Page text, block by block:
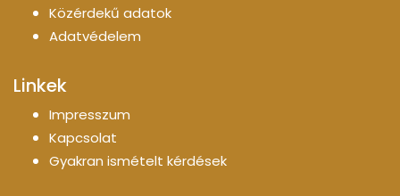
Közérdekű adatok
Adatvédelem
Linkek
Impresszum
Kapcsolat
Gyakran ismételt kérdések